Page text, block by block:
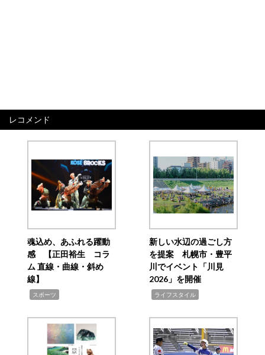
レコメンド
魂込め、あふれる躍動
感 【正田裕生 コラ
ム 直線・曲線・斜め
線】
スポーツ
新しい水辺の過ごし方
を提案 札幌市・豊平
川でイベント「川見
2026」を開催
ライフスタイル